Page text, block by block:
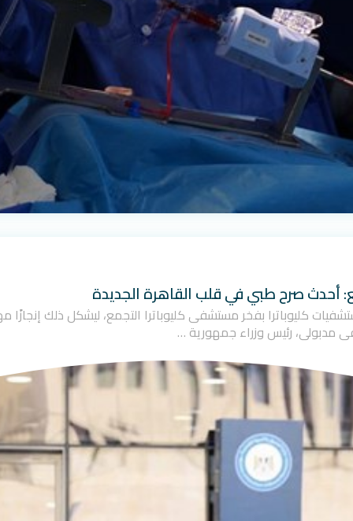
أحدث صرح طبي في قلب القاهرة الجديدة
مجموعة مستشفيات كليوباترا بفخر مستشفى كليوباترا التجمع، ليشكل ذلك
مدبولي، رئيس وزراء جمهورية …